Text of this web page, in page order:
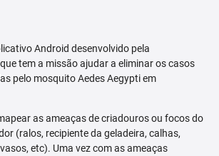
Android desenvolvido pela
tem a missão ajudar a eliminar os casos
pelo mosquito Aedes Aegypti em
as ameaças de criadouros ou focos do
(ralos, recipiente da geladeira, calhas,
etc). Uma vez com as ameaças